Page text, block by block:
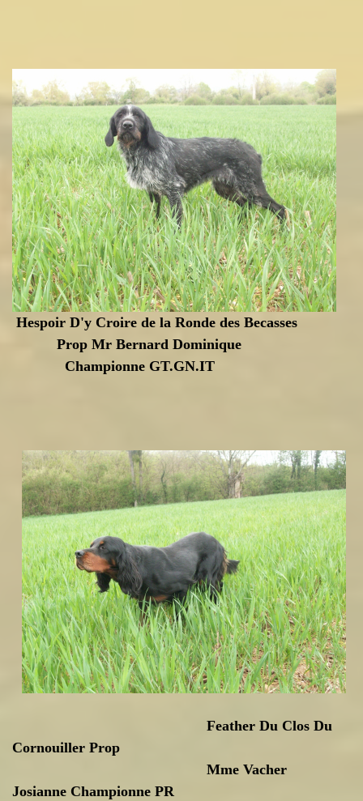
Hespoir D'y Croire de la Ronde des Becasses
Prop Mr Bernard Dominique
Championne GT.GN.IT
Feather Du Clos Du
Cornouiller Prop
Mme Vacher
Josianne Championne PR